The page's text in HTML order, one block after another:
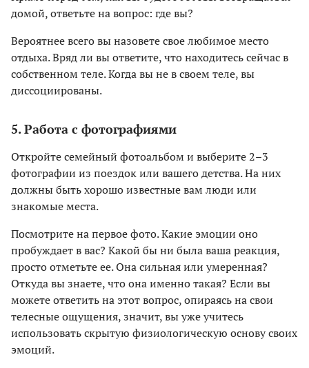
домой, ответьте на вопрос: где вы?
Вероятнее всего вы назовете свое любимое место
отдыха. Вряд ли вы ответите, что находитесь сейчас в
собственном теле. Когда вы не в своем теле, вы
диссоциированы.
5. Работа с фотографиями
Откройте семейный фотоальбом и выберите 2–3
фотографии из поездок или вашего детства. На них
должны быть хорошо известные вам люди или
знакомые места.
Посмотрите на первое фото. Какие эмоции оно
пробуждает в вас? Какой бы ни была ваша реакция,
просто отметьте ее. Она сильная или умеренная?
Откуда вы знаете, что она именно такая? Если вы
можете ответить на этот вопрос, опираясь на свои
телесные ощущения, значит, вы уже учитесь
использовать скрытую физиологическую основу своих
эмоций.